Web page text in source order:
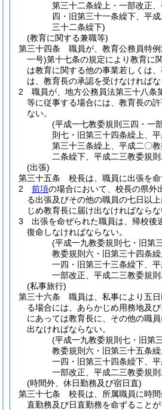
第三十二条繰上・一部改正
四・旧第三十一条繰下、平
三十二条繰下)
(教育に関する兼職等)
第三十四条
職員が、教育公務員特
一号)第十七条の規定により教育に
は教育に関する他の事業若しくは
は、教育長の承認を受けなければな
2
職員が、地方公務員法第三十八条
等に従事する場合には、教育長の
ない。
(平成一七教委規則三四・一
則七・旧第三十四条繰上、
第三十三条繰上、平成二〇
二条繰下、平成二三教委規
(出張)
第三十五条
校長は、職員に出張を命
2
前項の場合において、校長の県外
る出張及びその他の職員の七日以
じめ教育長に届け出なければならな
3
出張を命ぜられた職員は、帰校後
復命しなければならない。
(平成一九教委規則七・旧第
教委規則六・旧第三十四条
一四・旧第三十三条繰下、
一部改正、平成二三教委規
(私事旅行)
第三十六条
職員は、私事により五
る場合には、あらかじめ用務地及
にあっては教育長に、その他の職
出なければならない。
(平成一九教委規則七・旧第
教委規則六・旧第三十五条
一四・旧第三十四条繰下、
一部改正、平成二三教委規
(時間外、休日勤務及び宿日直)
第三十七条
校長は、所属職員に時
直勤務及び日直勤務を命ずることが